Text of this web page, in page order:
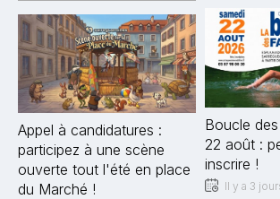
Appel à candidatures :
participez à une scène
ouverte tout l'été en place
du Marché !
Boucle
22 août :
inscrire !
Il y a 3